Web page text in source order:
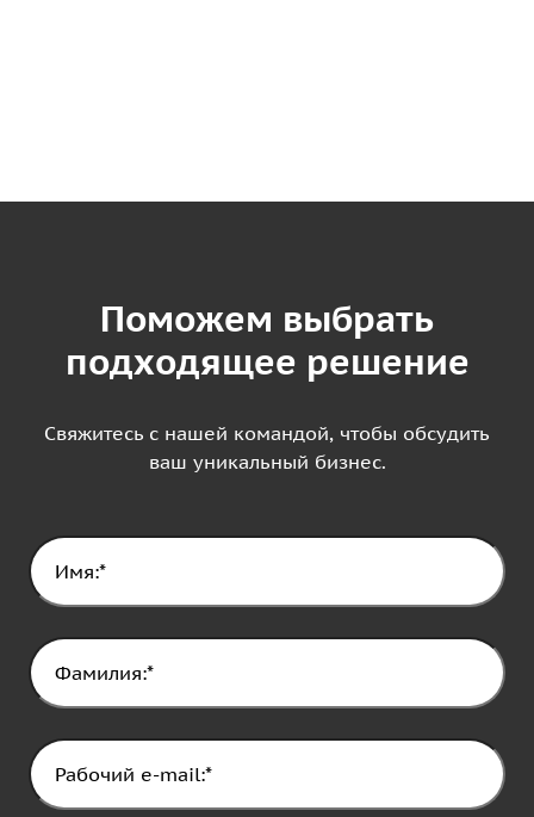
Поможем выбрать
подходящее решение
Свяжитесь с нашей командой, чтобы обсудить
ваш уникальный бизнес.